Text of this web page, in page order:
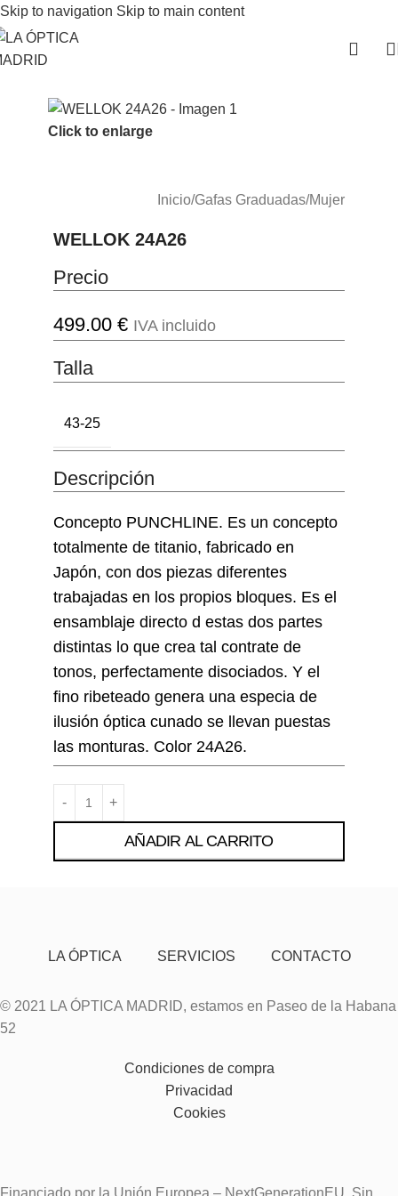
Skip to navigation Skip to main content
Click to enlarge
Inicio/Gafas Graduadas/Mujer
WELLOK 24A26
Precio
499.00 € IVA incluido
Talla
43-25
Descripción
Concepto PUNCHLINE. Es un concepto
totalmente de titanio, fabricado en
Japón, con dos piezas diferentes
trabajadas en los propios bloques. Es el
ensamblaje directo d estas dos partes
distintas lo que crea tal contrate de
tonos, perfectamente disociados. Y el
fino ribeteado genera una especia de
ilusión óptica cunado se llevan puestas
las monturas. Color 24A26.
AÑADIR AL CARRITO
LA ÓPTICA SERVICIOS CONTACTO
© 2021 LA ÓPTICA MADRID, estamos en Paseo de la Habana
52
Condiciones de compra
Privacidad
Cookies